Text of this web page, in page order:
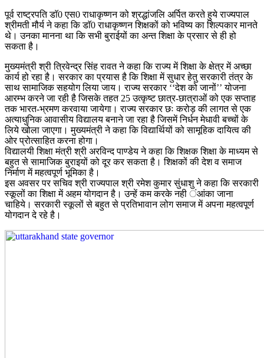
पूर्व राष्ट्रपति डाॅ0 एस0 राधाकृष्णन को श्रद्धांजलि अर्पित करते हुये राज्यपाल
श्रीमती मौर्य ने कहा कि डाॅ0 राधाकृष्णन शिक्षकों को भविष्य का शिल्पकार मानते
थे। उनका मानना था कि सभी बुराईयों का अन्त शिक्षा के प्रसार से ही हो
सकता है।
मुख्यमंत्री श्री त्रिवेन्द्र सिंह रावत ने कहा कि राज्य में शिक्षा के क्षेत्र में अच्छा
कार्य हो रहा है। सरकार का प्रयास है कि शिक्षा में सुधार हेतु सरकारी तंत्र के
साथ सामाजिक सहयोग लिया जाय। राज्य सरकार ‘‘देश को जानों’’ योजना
आरम्भ करने जा रही है जिसके तहत 25 उत्कृष्ट छात्र-छात्राओं को एक सप्ताह
तक भारत-भ्रमण करवाया जायेगा। राज्य सरकार छः करोड़ की लागत से एक
अत्याधुनिक आवासीय विद्यालय बनाने जा रहा है जिसमें निर्धन मेधावी बच्चों के
लिये खोला जाएगा। मुख्यमंत्री ने कहा कि विद्यार्थियों को सामूहिक दायित्व की
ओर प्रोत्साहित करना होगा।
विद्यालयी शिक्षा मंत्री श्री अरविन्द पाण्डेय ने कहा कि शिक्षक शिक्षा के माध्यम से
बहुत से सामाजिक बुराइयों को दूर कर सकता है। शिक्षकों की देश व समाज
निर्माण में महत्वपूर्ण भूमिका है।
इस अवसर पर सचिव श्री राज्यपाल श्री रमेश कुमार सुंधाशु ने कहा कि सरकारी
स्कूलों का शिक्षा में अहम योगदान है। उन्हें कम करके नही ंआंका जाना
चाहिये। सरकारी स्कूलों से बहुत से प्रतिभावान लोग समाज में अपना महत्वपूर्ण
योगदान दे रहे है।